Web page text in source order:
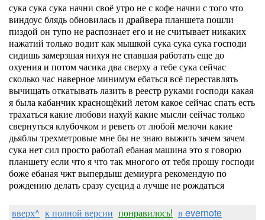
сука сука сука начни своё утро не с кофе начни с того что
виндоус блядь обновилась и драйвера планшета пошли
пиздой он тупо не распознает его и не считывает никаких
нажатий только водит как мышкой сука сука сука господи
сидишь замерзшая нихуя не спавшая работать еще до
охуения и потом часика два сверху а тебе сука сейчас
сколько час наверное минимум ебаться всё переставлять
вычищать откатывать лазить в реестр руками господи какая
я была кабанчик краснощёкий летом какое сейчас спать есть
трахаться какие любови нахуй какие мысли сейчас только
свернуться клубочком и реветь от любой мелочи какие
дьяблы трехметровые мне бы не знаю выжить зачем зачем
сука нет сил просто работай ебаная машина это я говорю
планшету если что я что так многого от тебя прошу господи
боже ебаная чжт выпердыш демиурга рекомендую по
рождению делать сразу суецид а лучше не рождаться
вверх^ к полной версии понравилось! в evernote